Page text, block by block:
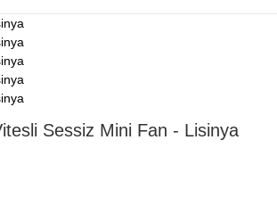
Sessiz Mini Fan - Lisinya